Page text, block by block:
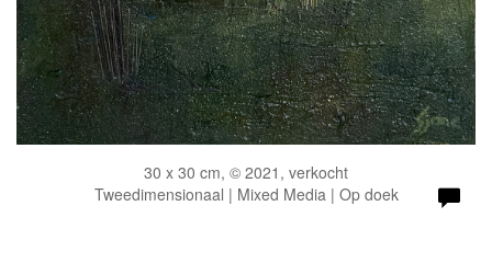
30 x 30 cm, © 2021, verkocht
Tweedimensionaal | Mixed Media | Op doek